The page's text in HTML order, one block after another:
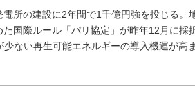
電所の建設に2年間で1千億円強を投じる。
国際ルール「パリ協定」が昨年12月に採
ない再生可能エネルギーの導入機運が高